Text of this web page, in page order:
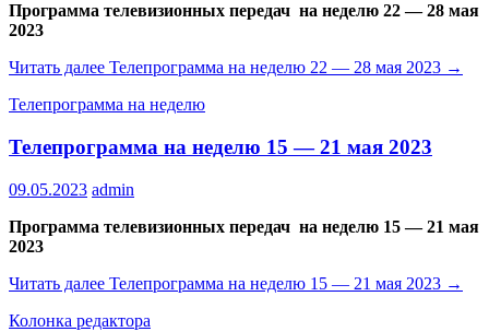
Программа телевизионных передач на неделю 22 — 28 мая
2023
Читать далее Телепрограмма на неделю 22 — 28 мая 2023 →
Телепрограмма на неделю
Телепрограмма на неделю 15 — 21 мая 2023
09.05.2023 admin
Программа телевизионных передач на неделю 15 — 21 мая
2023
Читать далее Телепрограмма на неделю 15 — 21 мая 2023 →
Колонка редактора